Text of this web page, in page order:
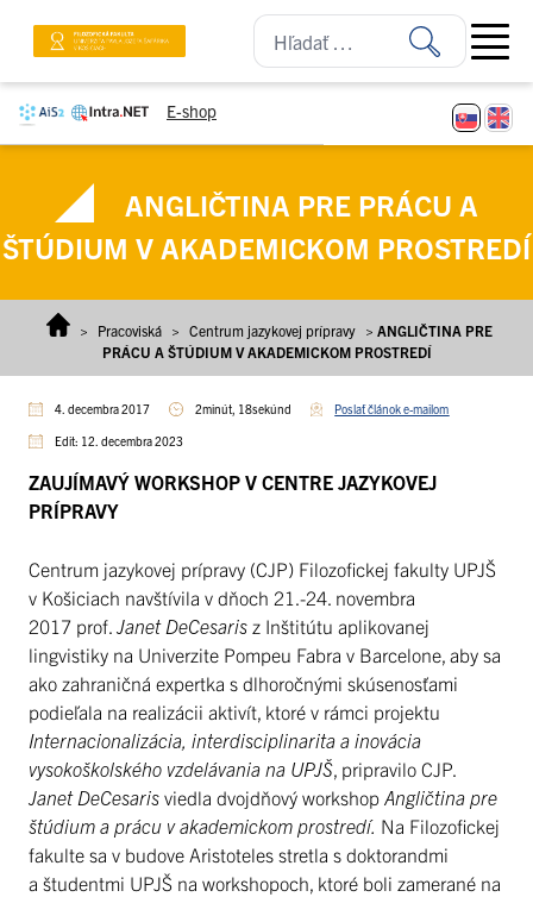
E-shop
Open
ANGLIČTINA PRE PRÁCU A
ŠTÚDIUM V AKADEMICKOM PROSTREDÍ
> Pracoviská > Centrum jazykovej prípravy > ANGLIČTINA PRE
PRÁCU A ŠTÚDIUM V AKADEMICKOM PROSTREDÍ
4. decembra 2017 2minút, 18sekúnd Poslať článok e-mailom
Edit: 12. decembra 2023
ZAUJÍMAVÝ WORKSHOP V CENTRE JAZYKOVEJ
PRÍPRAVY
Centrum jazykovej prípravy (CJP) Filozofickej fakulty UPJŠ
v Košiciach navštívila v dňoch 21.-24. novembra
2017 prof. Janet DeCesaris z Inštitútu aplikovanej
lingvistiky na Univerzite Pompeu Fabra v Barcelone, aby sa
ako zahraničná expertka s dlhoročnými skúsenosťami
podieľala na realizácii aktivít, ktoré v rámci projektu
Internacionalizácia, interdisciplinarita a inovácia
vysokoškolského vzdelávania na UPJŠ , pripravilo CJP.
Janet DeCesaris viedla dvojdňový workshop Angličtina pre
štúdium a prácu v akademickom prostredí. Na Filozofickej
fakulte sa v budove Aristoteles stretla s doktorandmi
a študentmi UPJŠ na workshopoch, ktoré boli zamerané na